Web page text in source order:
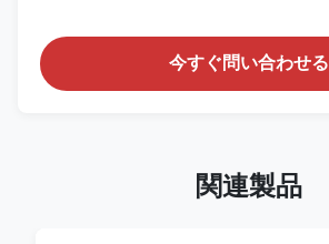
今すぐ問い合わせる
関連製品